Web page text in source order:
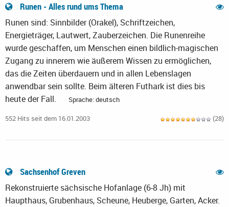
Runen - Alles rund ums Thema
Runen sind: Sinnbilder (Orakel), Schriftzeichen,
Energieträger, Lautwert, Zauberzeichen. Die Runenreihe
wurde geschaffen, um Menschen einen bildlich-magischen
Zugang zu innerem wie äußerem Wissen zu ermöglichen,
das die Zeiten überdauern und in allen Lebenslagen
anwendbar sein sollte. Beim älteren Futhark ist dies bis
heute der Fall.
Sprache: deutsch
552 Hits seit dem 16.01.2003 (28)
Sachsenhof Greven
Rekonstruierte sächsische Hofanlage (6-8 Jh) mit
Haupthaus, Grubenhaus, Scheune, Heuberge, Garten, Acker.